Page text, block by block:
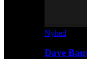
Nyhed
Dave